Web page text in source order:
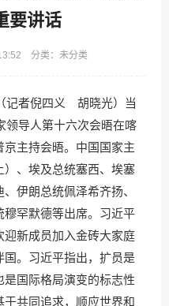
要讲话
分类：未分类
记者倪四义 胡晓光）当
领导人第十六次会晤在喀
主持会晤。中国国家主
、埃及总统塞西、埃塞
伊朗总统佩泽希齐扬、
罕默德等出席。习近平
新成员加入金砖大家庭
。习近平指出，扩员是
国际格局演变的标志性
共同追求，顺应世界和